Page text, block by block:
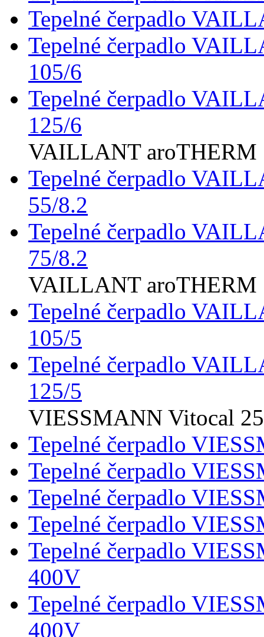
Tepelné čerpadlo
Tepelné čerpadlo
105/6
Tepelné čerpadlo
125/6
VAILLANT aroTHERM
Tepelné čerpadlo
55/8.2
Tepelné čerpadlo
75/8.2
VAILLANT aroTHERM
Tepelné čerpadlo
105/5
Tepelné čerpadlo
125/5
VIESSMANN Vitocal
Tepelné čerpadlo
Tepelné čerpadlo
Tepelné čerpadlo
Tepelné čerpadlo
Tepelné čerpadlo
400V
Tepelné čerpadlo
400V